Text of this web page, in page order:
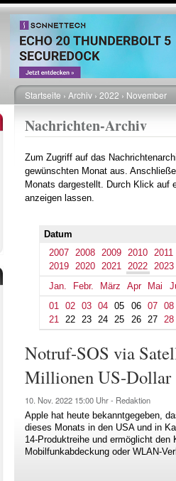
Direkt
zum
Inhalt
Pfadnavigation
Startseite Archiv 2022 November
Nachrichten-Archiv
Zum Zugriff auf das
gewünschten Monat aus.
Monats dargestellt. Durch Klick auf
anzeigen lassen.
Datum
2007
2008 2009 2010
2011
2019
2020 2021 2022
2023
Jan.
Febr. März Apr Mai
01
02 03 04 05 06 07
08
21
22 23 24 25 26 27 28
Notruf-SOS via
Millionen US-Dollar
10. Nov. 2022 15:00 Uhr - Redaktion
Apple hat heute bekanntgegeben,
dieses Monats in den USA und in
14-Produktreihe und ermöglicht
Mobilfunkabdeckung oder WLAN-